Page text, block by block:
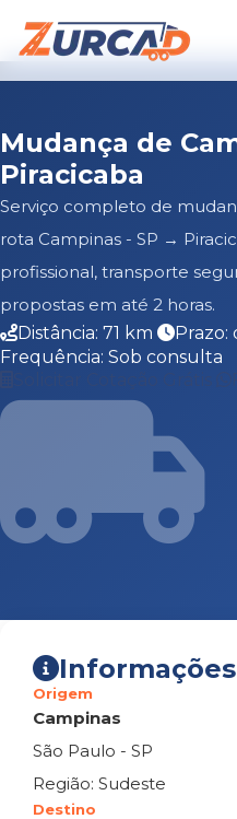
Mudança de
Piracicaba
Serviço completo de
rota Campinas - SP →
profissional, transporte
propostas em até 2 horas.
Distância: 71 km
Prazo:
Frequência: Sob consulta
Origem
Campinas
São Paulo - SP
Região: Sudeste
Destino